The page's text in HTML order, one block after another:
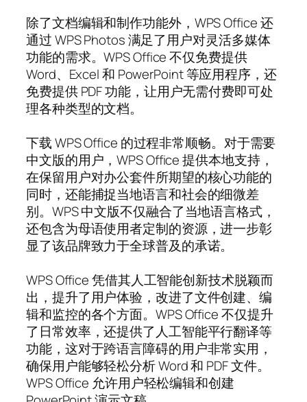
除了文档编辑和制作功能外，WPS Office 还
通过 WPS Photos 满足了用户对灵活多媒体
功能的需求。WPS Office 不仅免费提供
Word、Excel 和 PowerPoint 等应用程序，还
免费提供 PDF 功能，让用户无需付费即可处
理各种类型的文档。
下载 WPS Office 的过程非常顺畅。对于需要
中文版的用户，WPS Office 提供本地支持，
在保留用户对办公套件所期望的核心功能的
同时，还能捕捉当地语言和社会的细微差
别。WPS 中文版不仅融合了当地语言格式，
还包含为母语使用者定制的资源，进一步彰
显了该品牌致力于全球普及的承诺。
WPS Office 凭借其人工智能创新技术脱颖而
出，提升了用户体验，改进了文件创建、编
辑和监控的各个方面。WPS Office 不仅提升
了日常效率，还提供了人工智能平行翻译等
功能，这对于跨语言障碍的用户非常实用，
确保用户能够轻松分析 Word 和 PDF 文件。
WPS Office 允许用户轻松编辑和创建